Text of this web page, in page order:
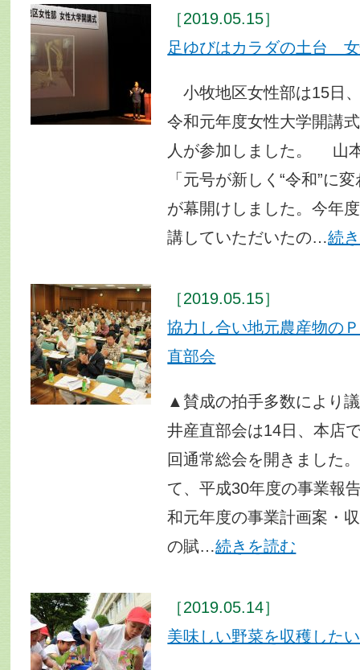
［2019.05.15］
足ゆびはカラダの土台
小牧地区女性部は15日
令和元年度女性大学開講
人が参加しました。 山
「元号が新しく“令和”に
が幕開けしました。今年
講していただいたの…続
［2019.05.15］
協力し合い地元農産物
直部会
▲賛成の拍手多数によ
井産直部会は14日、本店
回通常総会を開きました
て、平成30年度の事業報
和元年度の事業計画案・
の賦…続きを読む
［2019.05.14］
美味しい野菜を収穫した